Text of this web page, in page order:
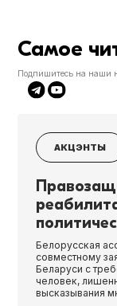
Самое
Подпишитесь на наши
АКЦЭНТЫ
Белорусская
совместному
Беларуси с
человек,
высказывания